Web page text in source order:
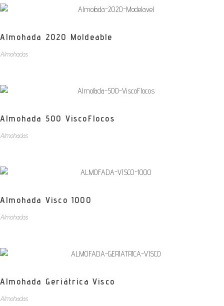
Almohada 2020 Moldeable
Almohadas
Almohada 500 ViscoFlocos
Almohadas
Almohada Visco 1000
Almohadas
Almohada Geriátrica Visco
Almohadas